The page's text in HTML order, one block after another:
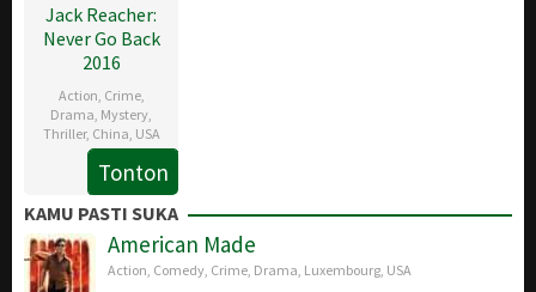
Jack Reacher:
Never Go Back
2016
Action Crime,
Drama Mystery
Thriller, China USA
19
Oct
2016
Edward
Zwick
Tonton
KAMU PASTI SUKA
American Made
Action Comedy Crime Drama Luxembourg USA